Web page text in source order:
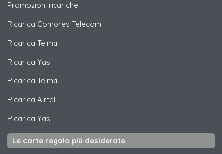
Promozioni ricariche
Ricarica Comores Telecom
Ricarica Telma
Ricarica Yas
Ricarica Telma
Ricarica Airtel
Ricarica Yas
Le carte regalo più desiderate